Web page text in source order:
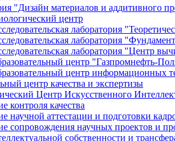
"Дизайн материалов и аддитивного
центр
лаборатория
лаборатория
лаборатория "Центр
центр "Газпромнефть-
центр информационных
центр качества и экспертизы
Центр Искусственного
контроля качества
научной аттестации и подготовки
сопровождения научных проектов и
собственности и